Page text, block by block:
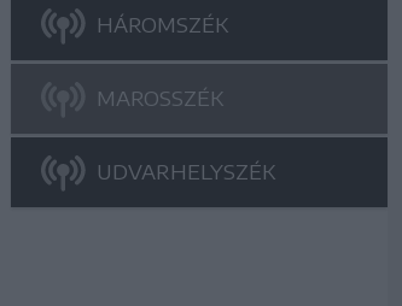
HÁROMSZÉK
MAROSSZÉK
UDVARHELYSZÉK